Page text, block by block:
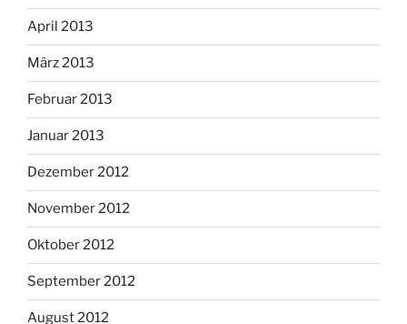
April 2013
März 2013
Februar 2013
Januar 2013
Dezember 2012
November 2012
Oktober 2012
September 2012
August 2012